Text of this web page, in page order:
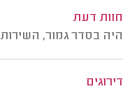
חוות דעת
היה בסדר גמור, השירות
דירוגים